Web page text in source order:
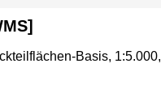
Basis, 1:5.000,